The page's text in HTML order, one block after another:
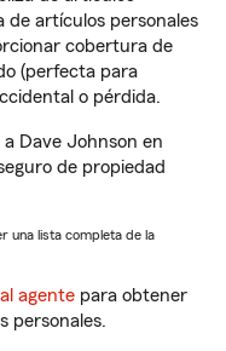
de artículos personales
cobertura de
(perfecta para
o pérdida.
Dave Johnson en
de propiedad
una lista completa de la
agente para obtener
personales.